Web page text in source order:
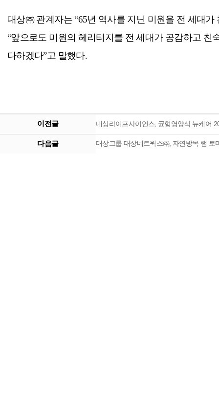
대상㈜ 관계자는 “65년 역사를 지닌 미원을 전 세대
“앞으로도 미원의 헤리티지를 전 세대가 공감하고
다하겠다”고 말했다.
이전글 대상라이프사이언스, 균형영양식 뉴케어
다음글 대상그룹 대상네트웍스㈜, 자연방목 램 토